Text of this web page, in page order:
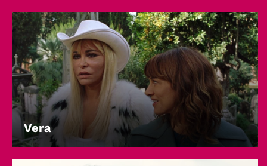
Suche
Vera